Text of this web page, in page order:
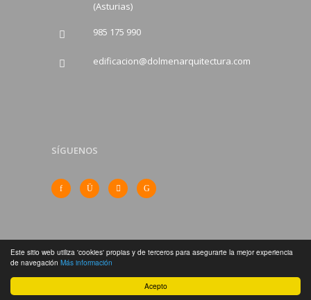
Acepto
Este sitio web utiliza 'cookies' propias y de terceros para asegurarte la mejor experiencia
de navegación Más información
(Asturias)
985 175 990
edificacion@dolmenarquitectura.com
SÍGUENOS